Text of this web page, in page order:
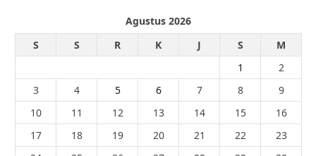
Agustus 2026
S
S R K J S
M
1
2
3
4 5 6 7 8
9
10
11 12 13 14 15
16
17
18 19 20 21 22
23